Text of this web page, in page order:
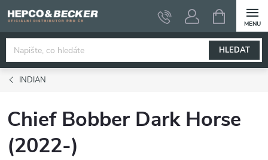
na
obsah
HLEDAT
NÁKUPNÍ
KOŠÍK
INDIAN
Chief Bobber Dark Horse
(2022-)